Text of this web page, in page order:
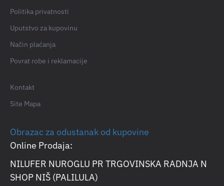
Politika privatnosti
Uputstvo za kupovinu
Način plaćanja
Povrat robe i reklamacije
Kontakt
Site Mapa
Obrazac za odustanak od kupovine
Online Prodaja:
NILUFER NUROGLU PR TRGOVINSKA RADNJA N
SHOP NIŠ (PALILULA)